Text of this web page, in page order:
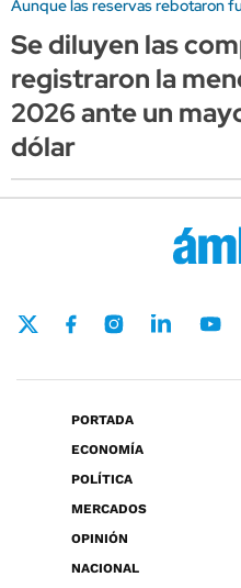
Aunque las reservas rebotaron
Se diluyen las
registraron la
2026 ante un
dólar
PORTADA
ECONOMÍA
POLÍTICA
MERCADOS
OPINIÓN
NACIONAL